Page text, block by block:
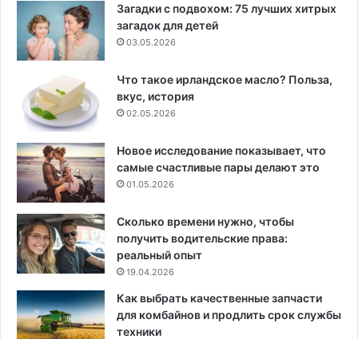
Загадки с подвохом: 75 лучших хитрых
загадок для детей
03.05.2026
Что такое ирландское масло? Польза,
вкус, история
02.05.2026
Новое исследование показывает, что
самые счастливые пары делают это
01.05.2026
Сколько времени нужно, чтобы
получить водительские права:
реальный опыт
19.04.2026
Как выбрать качественные запчасти
для комбайнов и продлить срок службы
техники